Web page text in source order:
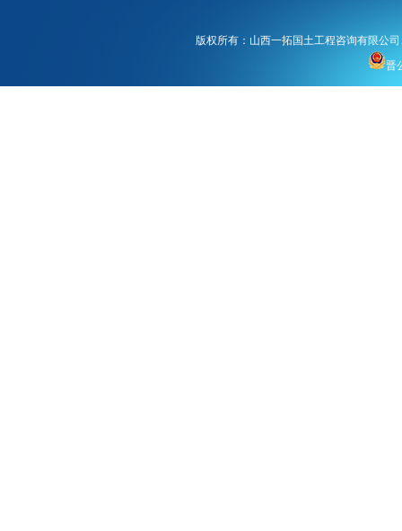
版权所有：山西一拓国土工程咨询有限公
晋